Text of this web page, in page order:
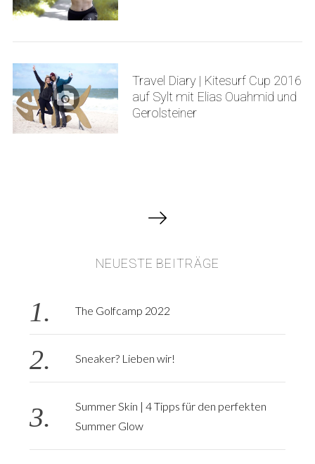
Travel Diary | Kitesurf Cup 2016
auf Sylt mit Elias Ouahmid und
Gerolsteiner
NEUESTE BEITRÄGE
The Golfcamp 2022
Sneaker? Lieben wir!
Summer Skin | 4 Tipps für den perfekten
Summer Glow